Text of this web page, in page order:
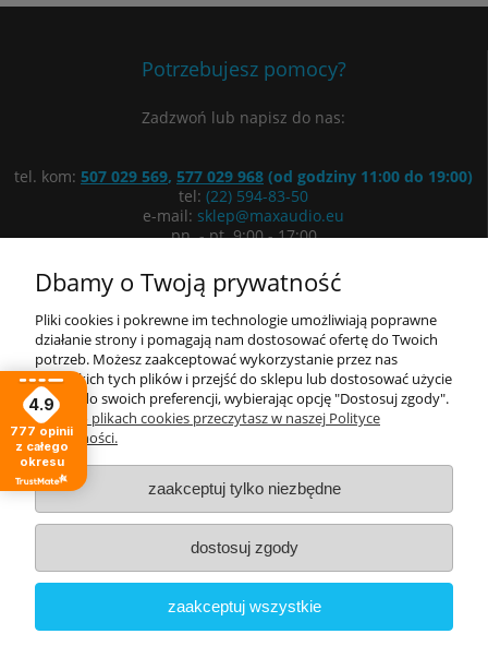
Potrzebujesz pomocy?
Zadzwoń lub napisz do nas:
tel. kom: 507 029 569, 577 029 968 (od godziny 11:00 do 19:00)
tel: (22) 594-83-50
e-mail: sklep@maxaudio.eu
pn. - pt. 9:00 - 17:00
ul. Łuki Wielkie 3/5, 02-434 Warszawa
Wyznacz trasę
Informacje
Moje konto
O nas
Copyright © 2022 Electronic International Commerce Sp. z o.o.
Wszystkie prawa zastrzeżone
4.9
777 opinii
z całego
okresu
Dbamy o Twoją prywatność
Pliki cookies i pokrewne im technologie umożliwiają poprawne
działanie strony i pomagają nam dostosować ofertę do Twoich
potrzeb. Możesz zaakceptować wykorzystanie przez nas
wszystkich tych plików i przejść do sklepu lub dostosować użycie
plików do swoich preferencji, wybierając opcję "Dostosuj zgody".
Więcej o plikach cookies przeczytasz w naszej Polityce
prywatności.
zaakceptuj tylko niezbędne
dostosuj zgody
zaakceptuj wszystkie